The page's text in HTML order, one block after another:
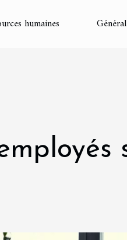
humaines Général